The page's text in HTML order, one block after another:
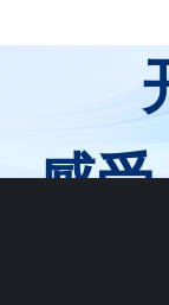
感